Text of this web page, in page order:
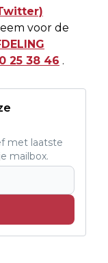
voor de
25 38 46 .
met laatste
mailbox.